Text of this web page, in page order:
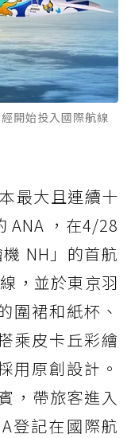
開始投入國際航線
最大且連續十
ANA ，在4/28
NH」的首航
，並於東京羽
圍裙和紙杯、
乘皮卡丘彩繪
用原創設計。
，帶旅客進入
登記在國際航